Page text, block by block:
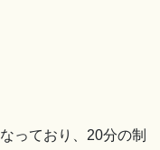
っており、20分の制